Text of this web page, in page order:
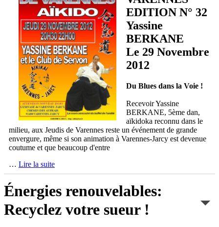
EDITION N° 32
Yassine
BERKANE
Le 29 Novembre
2012
Du Blues dans la Voie !
Recevoir Yassine
BERKANE, 5ème dan,
aïkidoka reconnu dans le
milieu, aux Jeudis de Varennes reste un événement de grande
envergure, même si son animation à Varennes-Jarcy est devenue
coutume et que beaucoup d'entre
… Lire la suite
Énergies renouvelables:
Recyclez votre sueur !